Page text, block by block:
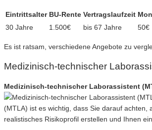
Eintrittsalter BU-Rente Vertragslaufzeit
30 Jahre
1.500€ bis 67 Jahre 50€
Es ist ratsam, verschiedene Angebote zu
Medizinisch-technischer
Medizinisch-technischer Laborassistent
(MTLA) ist es wichtig, dass Sie darauf
realistisches Risikoprofil erstellen und Ihnen